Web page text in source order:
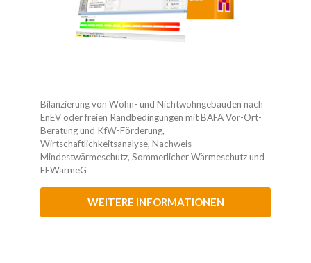
Bilanzierung von Wohn- und Nichtwohngebäuden nach
EnEV oder freien Randbedingungen mit BAFA Vor-Ort-
Beratung und KfW-Förderung,
Wirtschaftlichkeitsanalyse, Nachweis
Mindestwärmeschutz, Sommerlicher Wärmeschutz und
EEWärmeG
WEITERE INFORMATIONEN